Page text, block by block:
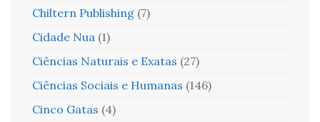
Chiltern Publishing (7)
Cidade Nua (1)
Ciências Naturais e Exatas (27)
Ciências Sociais e Humanas (146)
Cinco Gatas (4)